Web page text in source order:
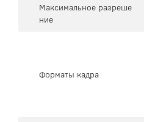
Максимальное разреше
ние
Форматы кадра